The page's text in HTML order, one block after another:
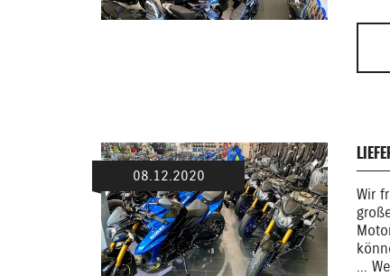
08.12.2020
Wir
...